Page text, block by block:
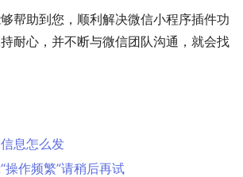
帮助到您，顺利解决微信小程序插件功
耐心，并不断与微信团队沟通，就会找
息怎么发
操作频繁”请稍后再试